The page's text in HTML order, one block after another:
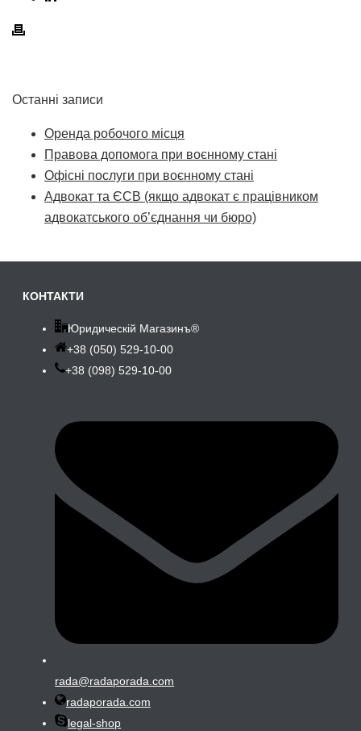
Останні записи
Оренда робочого місця
Правова допомога при воєнному стані
Офісні послуги при воєнному стані
Адвокат та ЄСВ (якщо адвокат є працівником
адвокатського об’єднання чи бюро)
КОНТАКТИ
Юридическій Магазинъ®
+38 (050) 529-10-00
+38 (098) 529-10-00
rada@radaporada.com
radaporada.com
legal-shop